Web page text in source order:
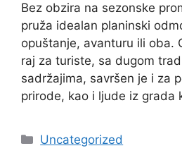
Bez obzira na sezonske
pruža idealan planinski
opuštanje, avanturu ili oba.
raj za turiste, sa dugom
sadržajima, savršen je i za
prirode, kao i ljude iz grada
Categories
Uncategorized